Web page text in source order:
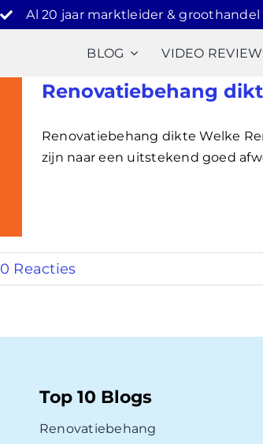
Al 20 jaar marktleider &
BLOG VIDEO
Renovatiebehang
Renovatiebehang dikte Welke
zijn naar een uitstekend goed
0 Reacties
Top 10 Blogs
Renovatiebehang